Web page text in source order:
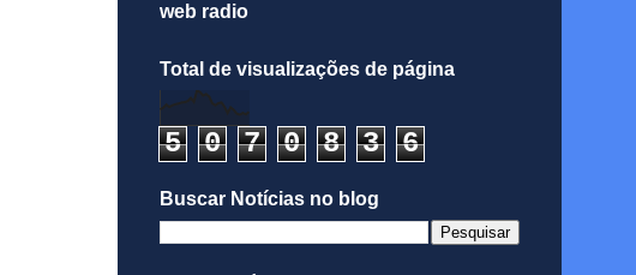
web radio
Total de visualizações de página
5 0 7 0 8 3 6
Buscar Notícias no blog